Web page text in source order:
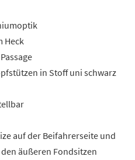
Heck
in Stoff uni schwarz
auf der Beifahrerseite und
äußeren Fondsitzen